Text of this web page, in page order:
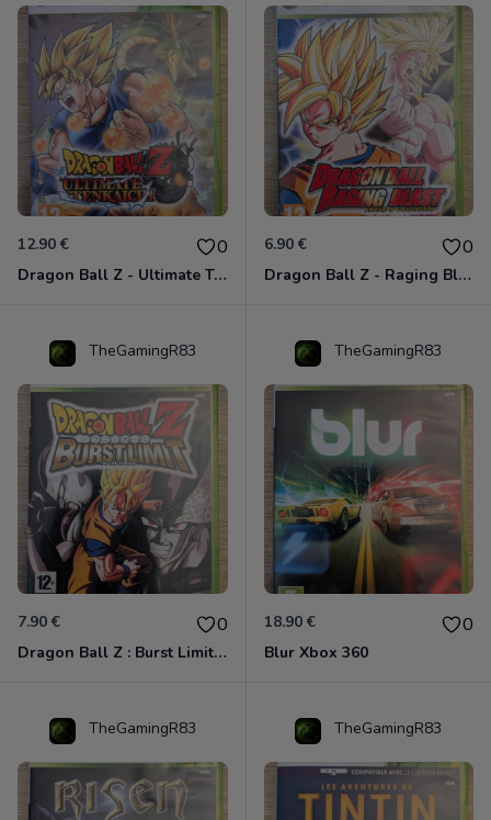
12.90 € 0
Dragon Ball Z - Ultimate Tenkaichi Xbox 360
6.90 € 0
Dragon Ball Z - Raging Blast Xbox 360
TheGamingR83
7.90 € 0
Dragon Ball Z : Burst Limit Xbox 360
TheGamingR83
18.90 € 0
Blur Xbox 360
TheGamingR83 TheGamingR83